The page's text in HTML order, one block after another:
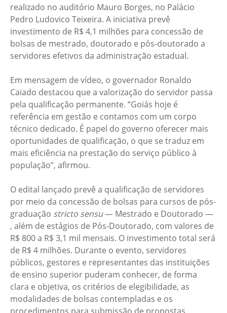
realizado no auditório Mauro Borges, no Palácio
Pedro Ludovico Teixeira. A iniciativa prevê
investimento de R$ 4,1 milhões para concessão de
bolsas de mestrado, doutorado e pós-doutorado a
servidores efetivos da administração estadual.
Em mensagem de vídeo, o governador Ronaldo
Caiado destacou que a valorização do servidor passa
pela qualificação permanente. “Goiás hoje é
referência em gestão e contamos com um corpo
técnico dedicado. É papel do governo oferecer mais
oportunidades de qualificação, o que se traduz em
mais eficiência na prestação do serviço público à
população”, afirmou.
O edital lançado prevê a qualificação de servidores
por meio da concessão de bolsas para cursos de pós-
graduação stricto sensu— Mestrado e Doutorado —
, além de estágios de Pós-Doutorado, com valores de
R$ 800 a R$ 3,1 mil mensais. O investimento total será
de R$ 4 milhões. Durante o evento, servidores
públicos, gestores e representantes das instituições
de ensino superior puderam conhecer, de forma
clara e objetiva, os critérios de elegibilidade, as
modalidades de bolsas contempladas e os